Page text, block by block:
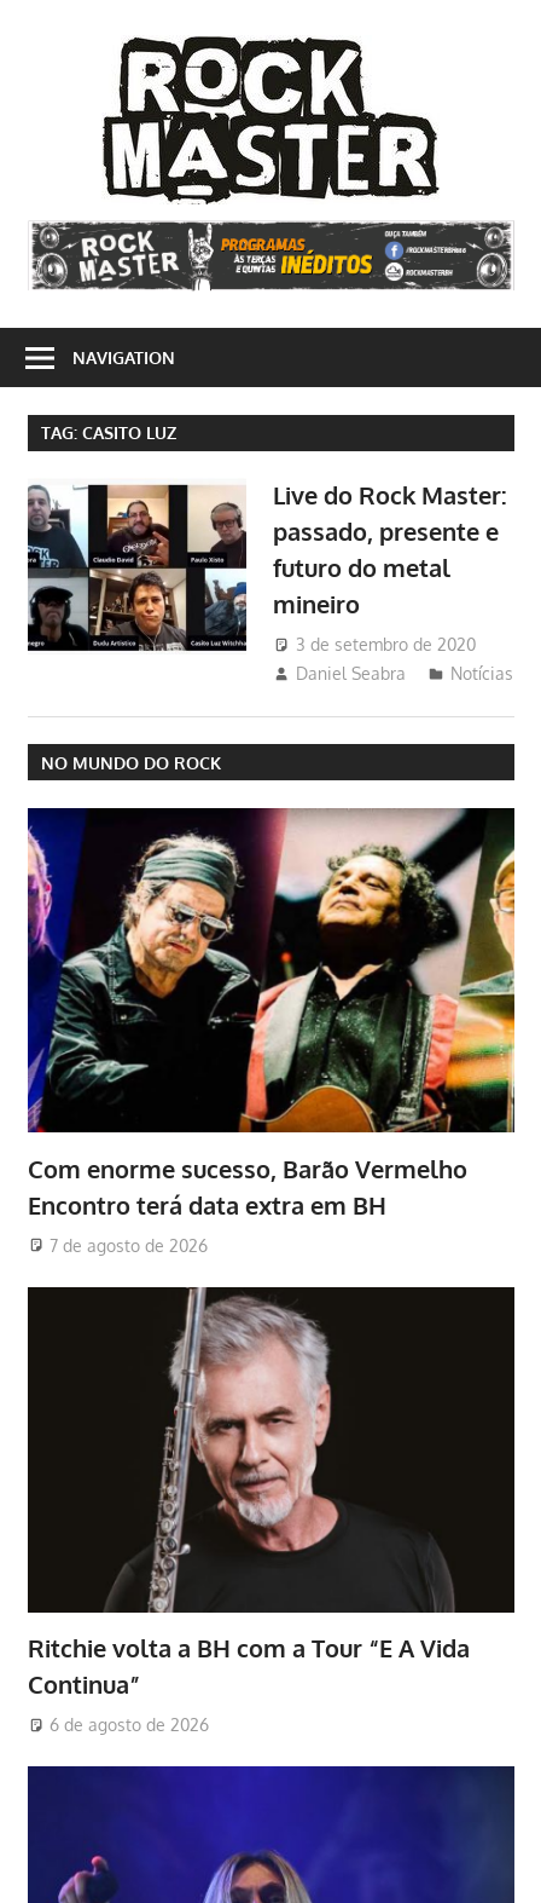
Site
dedicado
ao
e
suas
vertentes
NAVIGATION
TAG: CASITO LUZ
Live do Rock Master:
passado, presente e
futuro do metal
mineiro
3 de setembro de 2020
Daniel Seabra
Notícias
NO MUNDO DO ROCK
Com enorme sucesso, Barão Vermelho
Encontro terá data extra em BH
7 de agosto de 2026
Ritchie volta a BH com a Tour “E A Vida
Continua”
6 de agosto de 2026